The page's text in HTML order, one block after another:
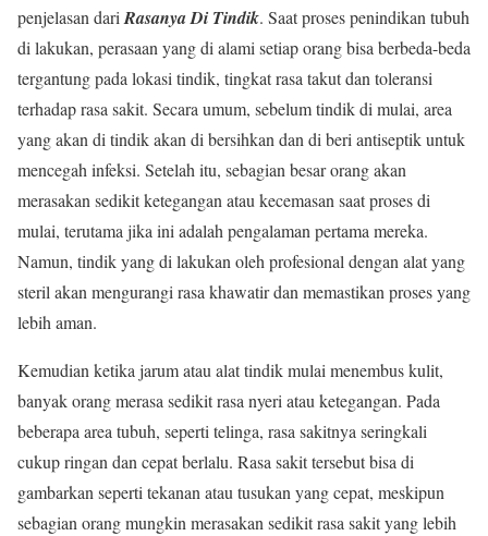
penjelasan dari Rasanya Di Tindik. Saat proses penindikan tubuh
di lakukan, perasaan yang di alami setiap orang bisa berbeda-beda
tergantung pada lokasi tindik, tingkat rasa takut dan toleransi
terhadap rasa sakit. Secara umum, sebelum tindik di mulai, area
yang akan di tindik akan di bersihkan dan di beri antiseptik untuk
mencegah infeksi. Setelah itu, sebagian besar orang akan
merasakan sedikit ketegangan atau kecemasan saat proses di
mulai, terutama jika ini adalah pengalaman pertama mereka.
Namun, tindik yang di lakukan oleh profesional dengan alat yang
steril akan mengurangi rasa khawatir dan memastikan proses yang
lebih aman.
Kemudian ketika jarum atau alat tindik mulai menembus kulit,
banyak orang merasa sedikit rasa nyeri atau ketegangan. Pada
beberapa area tubuh, seperti telinga, rasa sakitnya seringkali
cukup ringan dan cepat berlalu. Rasa sakit tersebut bisa di
gambarkan seperti tekanan atau tusukan yang cepat, meskipun
sebagian orang mungkin merasakan sedikit rasa sakit yang lebih